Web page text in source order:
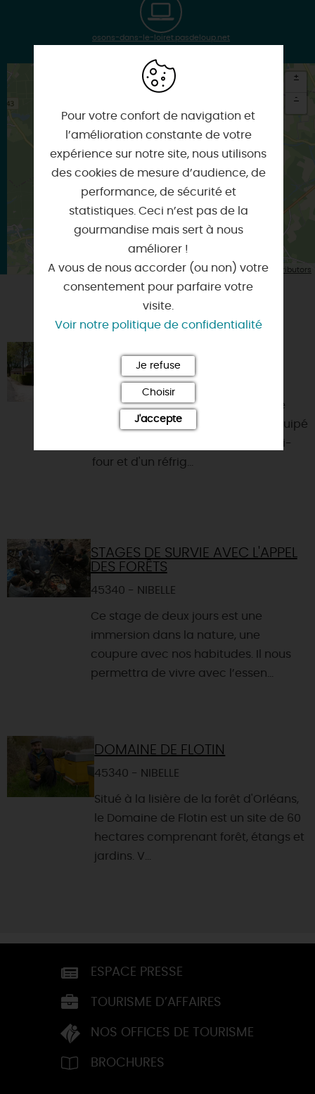
osons-dans-le-loiret.pasdeloup.net
Itinéraire vers
+
-
Leaflet| Map data ©OpenStreetMap contributors
VOUS AIMEREZ AUSSI
GÎTE FORESTIER N°20
45270 - NESPLOY
Nos gîtes comprennent : une pièce
principale avec un coin cuisine équipé
de 2 plaques électriques, d'un mini-
four et d'un réfrig...
STAGES DE SURVIE AVEC L'APPEL
DES FORÊTS
45340 - NIBELLE
Ce stage de deux jours est une
immersion dans la nature, une
coupure avec nos habitudes. Il nous
permettra de vivre avec l’essen...
DOMAINE DE FLOTIN
45340 - NIBELLE
Situé à la lisière de la forêt d'Orléans,
le Domaine de Flotin est un site de 60
hectares comprenant forêt, étangs et
jardins. V...
ESPACE PRESSE
TOURISME D’AFFAIRES
NOS OFFICES DE TOURISME
BROCHURES
Pour votre confort de navigation et
l’amélioration constante de votre
expérience sur notre site, nous utilisons
des cookies de mesure d’audience, de
performance, de sécurité et
statistiques. Ceci n’est pas de la
gourmandise mais sert à nous
améliorer !
A vous de nous accorder (ou non) votre
consentement pour parfaire votre
visite.
Voir notre politique de confidentialité
Je refuse
Choisir
J'accepte